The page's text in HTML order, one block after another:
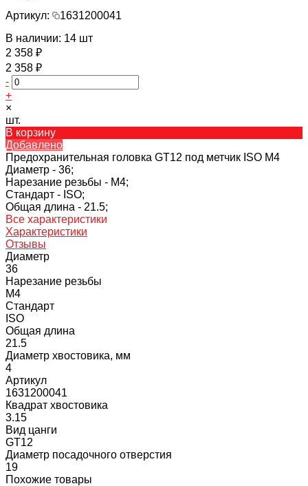
Артикул:
1631200041
В наличии: 14 шт
2 358 ₽
2 358 ₽
-
+
×
шт.
В корзину
Добавлено
Предохранительная головка GT12 под метчик ISO M4
Диаметр - 36;
Нарезание резьбы - M4;
Стандарт - ISO;
Общая длина - 21.5;
Все характеристики
Характеристики
Отзывы
Диаметр
36
Нарезание резьбы
M4
Стандарт
ISO
Общая длина
21.5
Диаметр хвостовика, мм
4
Артикул
1631200041
Квадрат хвостовика
3.15
Вид цанги
GT12
Диаметр посадочного отверстия
19
Похожие товары